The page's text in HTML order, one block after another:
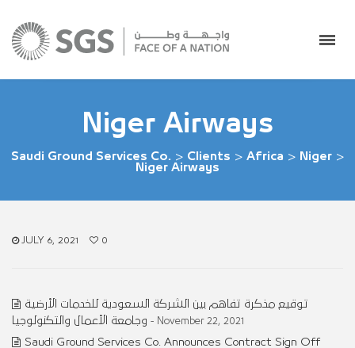
Niger Airways
Saudi Ground Services Co. > Clients > Africa > Niger >
Niger Airways
JULY 6, 2021 0
توقيع مذكرة تفاهم بين الشركة السعودية للخدمات الأرضية
وجامعة الأعمال والتكنولوجيا - November 22, 2021
Saudi Ground Services Co. Announces Contract Sign Off